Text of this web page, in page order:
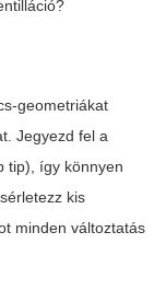
geometriákat
Jegyezd fel a
tip), így könnyen
kis
minden változtatás